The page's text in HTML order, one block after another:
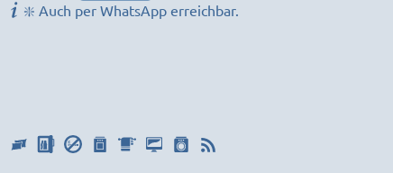
❇️ Auch per WhatsApp erreichbar.